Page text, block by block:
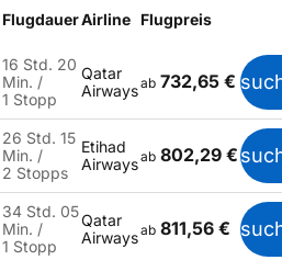
FlugdauerAirline Flugpreis
16 Std. 20
Min. /
1 Stopp
Qatar
Airwaysab 732,65 €
26 Std. 15
Min. /
2 Stopps
Etihad
Airwaysab 802,29 €
34 Std. 05
Min. /
1 Stopp
Qatar
Airwaysab 811,56 €